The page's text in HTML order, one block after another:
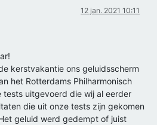
12 jan. 2021 10:11
kerstvakantie ons geluidsscherm
het Rotterdams Philharmonisch
tests uitgevoerd die wij al eerder
die uit onze tests zijn gekomen
geluid werd gedempt of juist